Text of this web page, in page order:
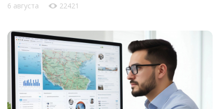
6 августа 22421